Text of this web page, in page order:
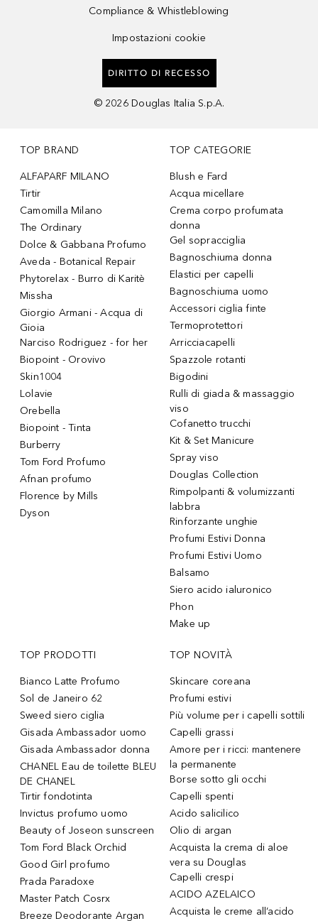
Compliance & Whistleblowing
Impostazioni cookie
DIRITTO DI RECESSO
© 2026 Douglas Italia S.p.A.
TOP BRAND
ALFAPARF MILANO
Tirtir
Camomilla Milano
The Ordinary
Dolce & Gabbana Profumo
Aveda - Botanical Repair
Phytorelax - Burro di Karitè
Missha
Giorgio Armani - Acqua di
Gioia
Narciso Rodriguez - for her
Biopoint - Orovivo
Skin1004
Lolavie
Orebella
Biopoint - Tinta
Burberry
Tom Ford Profumo
Afnan profumo
Florence by Mills
Dyson
TOP CATEGORIE
Blush e Fard
Acqua micellare
Crema corpo profumata
donna
Gel sopracciglia
Bagnoschiuma donna
Elastici per capelli
Bagnoschiuma uomo
Accessori ciglia finte
Termoprotettori
Arricciacapelli
Spazzole rotanti
Bigodini
Rulli di giada & massaggio
viso
Cofanetto trucchi
Kit & Set Manicure
Spray viso
Douglas Collection
Rimpolpanti & volumizzanti
labbra
Rinforzante unghie
Profumi Estivi Donna
Profumi Estivi Uomo
Balsamo
Siero acido ialuronico
Phon
Make up
TOP PRODOTTI
Bianco Latte Profumo
Sol de Janeiro 62
Sweed siero ciglia
Gisada Ambassador uomo
Gisada Ambassador donna
CHANEL Eau de toilette BLEU
DE CHANEL
Tirtir fondotinta
Invictus profumo uomo
Beauty of Joseon sunscreen
Tom Ford Black Orchid
Good Girl profumo
Prada Paradoxe
Master Patch Cosrx
Breeze Deodorante Argan
TOP NOVITÀ
Skincare coreana
Profumi estivi
Più volume per i capelli sottili
Capelli grassi
Amore per i ricci: mantenere
la permanente
Borse sotto gli occhi
Capelli spenti
Acido salicilico
Olio di argan
Acquista la crema di aloe
vera su Douglas
Capelli crespi
ACIDO AZELAICO
Acquista le creme all’acido